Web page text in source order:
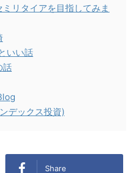
リタイアを目指してみま
いい話
話
デックス投資)
Share